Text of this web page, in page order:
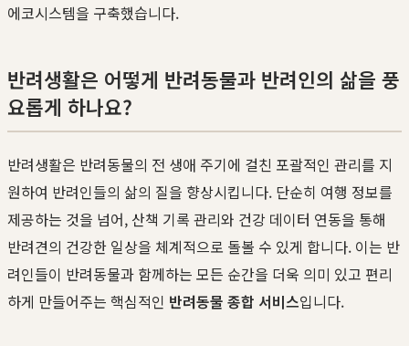
에코시스템을 구축했습니다.
반려생활은 어떻게 반려동물과 반려인의 삶을 풍
요롭게 하나요?
반려생활은 반려동물의 전 생애 주기에 걸친 포괄적인 관리를 지
원하여 반려인들의 삶의 질을 향상시킵니다. 단순히 여행 정보를
제공하는 것을 넘어, 산책 기록 관리와 건강 데이터 연동을 통해
반려견의 건강한 일상을 체계적으로 돌볼 수 있게 합니다. 이는 반
려인들이 반려동물과 함께하는 모든 순간을 더욱 의미 있고 편리
하게 만들어주는 핵심적인 반려동물 종합 서비스입니다.